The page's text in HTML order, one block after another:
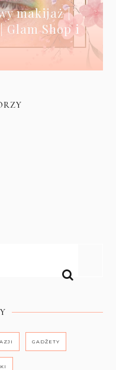
makijaż |
Glam Shop i
GADŻETY